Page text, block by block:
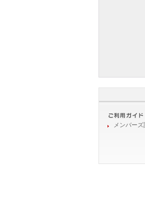
メンバーズ